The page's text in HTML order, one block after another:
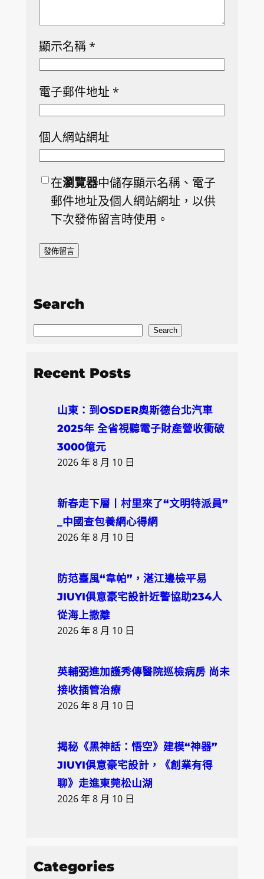
顯示名稱 *
電子郵件地址 *
個人網站網址
在瀏覽器中儲存顯示名稱、電子
郵件地址及個人網站網址，以供
下次發佈留言時使用。
Search
S
a
Search
Recent Posts
山東：到OSDER奧斯德台北汽車
2025年 全省視聽電子財產營收衝破
3000億元
2026 年 8 月 10 日
新春走下層丨村里來了“文明特派員”
_中國查包養網心得網
2026 年 8 月 10 日
防范臺風“韋帕”，湛江邊檢平易
JIUYI俱意豪宅設計近警協助234人
從海上撤離
2026 年 8 月 10 日
英輔弼進加護秀傳醫院巡檢病房 尚未
接收插管治療
2026 年 8 月 10 日
揭秘《黑神話：悟空》建模“神器”
JIUYI俱意豪宅設計，《創業有得
聊》走進東莞松山湖
2026 年 8 月 10 日
Categories